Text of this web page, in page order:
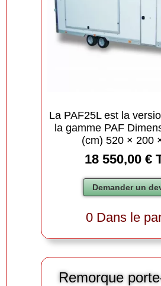
La PAF25L est la
la gamme PAF
(cm) 520 × 200
18 550,00 €
0 Dans le
Remorque